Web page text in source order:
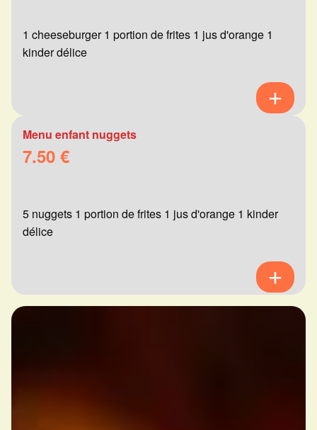
1 cheeseburger 1 portion de frites 1 jus d'orange 1
kinder délice
Menu enfant nuggets
7.50 €
5 nuggets 1 portion de frites 1 jus d'orange 1 kinder
délice